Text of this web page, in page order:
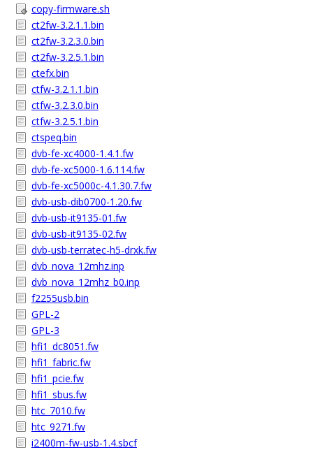
copy-firmware.sh
ct2fw-3.2.1.1.bin
ct2fw-3.2.3.0.bin
ct2fw-3.2.5.1.bin
ctefx.bin
ctfw-3.2.1.1.bin
ctfw-3.2.3.0.bin
ctfw-3.2.5.1.bin
ctspeq.bin
dvb-fe-xc4000-1.4.1.fw
dvb-fe-xc5000-1.6.114.fw
dvb-fe-xc5000c-4.1.30.7.fw
dvb-usb-dib0700-1.20.fw
dvb-usb-it9135-01.fw
dvb-usb-it9135-02.fw
dvb-usb-terratec-h5-drxk.fw
dvb_nova_12mhz.inp
dvb_nova_12mhz_b0.inp
f2255usb.bin
GPL-2
GPL-3
hfi1_dc8051.fw
hfi1_fabric.fw
hfi1_pcie.fw
hfi1_sbus.fw
htc_7010.fw
htc_9271.fw
i2400m-fw-usb-1.4.sbcf